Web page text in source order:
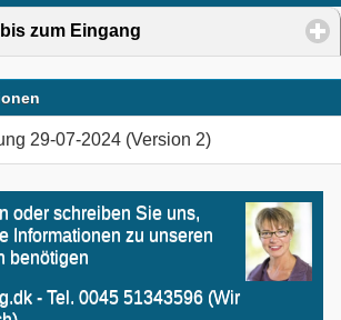
zum Eingang click to expand
29-07-2024 (Version 2)
oder schreiben Sie uns,
Informationen zu unseren
benötigen
- Tel. 0045 51343596 (Wir